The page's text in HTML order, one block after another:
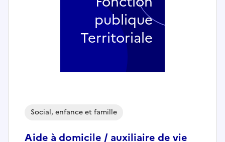
Aide à domicile / auxiliaire de vie
Social, enfance et famille
publique
Territoriale